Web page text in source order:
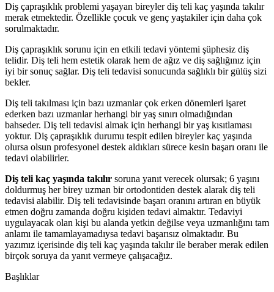
Diş çapraşıklık problemi yaşayan bireyler diş teli kaç yaşında takılır
merak etmektedir. Özellikle çocuk ve genç yaştakiler için daha çok
sorulmaktadır.
Diş çapraşıklık sorunu için en etkili tedavi yöntemi şüphesiz diş
telidir. Diş teli hem estetik olarak hem de ağız ve diş sağlığınız için
iyi bir sonuç sağlar. Diş teli tedavisi sonucunda sağlıklı bir gülüş sizi
bekler.
Diş teli takılması için bazı uzmanlar çok erken dönemleri işaret
ederken bazı uzmanlar herhangi bir yaş sınırı olmadığından
bahseder. Diş teli tedavisi almak için herhangi bir yaş kısıtlaması
yoktur. Diş çapraşıklık durumu tespit edilen bireyler kaç yaşında
olursa olsun profesyonel destek aldıkları sürece kesin başarı oranı ile
tedavi olabilirler.
Diş teli kaç yaşında takılır soruna yanıt verecek olursak; 6 yaşını
doldurmuş her birey uzman bir ortodontiden destek alarak diş teli
tedavisi alabilir. Diş teli tedavisinde başarı oranını artıran en büyük
etmen doğru zamanda doğru kişiden tedavi almaktır. Tedaviyi
uygulayacak olan kişi bu alanda yetkin değilse veya uzmanlığını tam
anlamı ile tamamlayamadıysa tedavi başarısız olmaktadır. Bu
yazımız içerisinde diş teli kaç yaşında takılır ile beraber merak edilen
birçok soruya da yanıt vermeye çalışacağız.
Başlıklar